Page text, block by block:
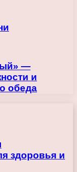
—
и
обеда
здоровья и